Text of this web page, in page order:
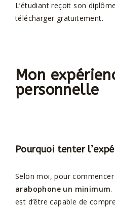
L’étudiant reçoit son
télécharger gratuitement.
Mon
personnelle
Pourquoi tenter
Selon moi, pour commencer
arabophone un minimum.
est d’être capable de